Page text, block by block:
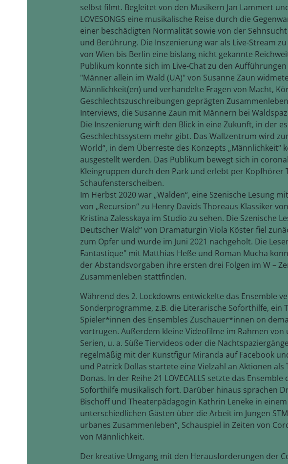
selbst filmt. Begleitet von den Musikern Jan Lammert
LOVESONGS eine musikalische Reise durch die
einer beschädigten Normalität sowie von der
und Berührung. Die Inszenierung war als Live-Stream
von Wien bis Berlin eine bislang nicht gekannte
Publikum konnte sich im Live-Chat zu den
"Männer allein im Wald (UA)" von Susanne Zaun
Männlichkeit(en) und verhandelte Fragen von Macht,
Geschlechtszuschreibungen geprägten
Interviews, die Susanne Zaun mit Männern bei
Die Inszenierung wirft den Blick in eine Zukunft, in der
Geschlechtssystem mehr gibt. Das Wallzentrum wird
World“, in dem Überreste des Konzepts „Männlichkeit“
ausgestellt werden. Das Publikum bewegt sich in
Kleingruppen durch den Park und erlebt per Kopfhörer
Schaufensterscheiben.
Im Herbst 2020 war „Walden“, eine Szenische Lesung
von „Recursion“ zu Henry Davids Thoreaus Klassiker
Kristina Zalesskaya im Studio zu sehen. Die Szenische
Deutscher Wald“ von Dramaturgin Viola Köster fiel
zum Opfer und wurde im Juni 2021 nachgeholt. Die
Fantastique" mit Matthias Heße und Roman Mucha
der Abstandsvorgaben ihre ersten drei Folgen im W –
Zusammenleben stattfinden.
Während des 2. Lockdowns entwickelte das Ensemble
Sonderprogramme, z.B. die Literarische Soforthilfe, ein
Spieler*innen des Ensembles Zuschauer*innen on
vortrugen. Außerdem kleine Videofilme im Rahmen
Serien, u. a. Süße Tiervideos oder die
regelmäßig mit der Kunstfigur Miranda auf Facebook
und Patrick Dollas startete eine Vielzahl an Aktionen
Donas. In der Reihe 21 LOVECALLS setzte das
Soforthilfe musikalisch fort. Darüber hinaus sprachen
Bischoff und Theaterpädagogin Kathrin Leneke in
unterschiedlichen Gästen über die Arbeit im Jungen
urbanes Zusammenleben“, Schauspiel in Zeiten von
von Männlichkeit.
Der kreative Umgang mit den Herausforderungen der